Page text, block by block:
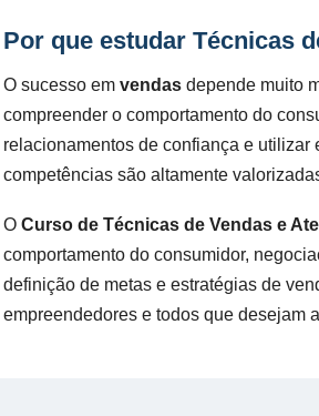
Por que estudar Técnicas
O sucesso em vendas depende muito
compreender o comportamento do
relacionamentos de confiança e
competências são altamente
O Curso de Técnicas de Vendas e
comportamento do consumidor,
definição de metas e estratégias de
empreendedores e todos que desejam